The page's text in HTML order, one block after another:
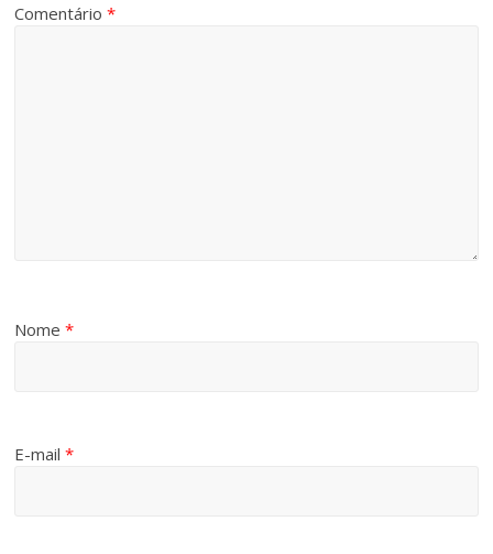
Comentário*
Nome*
E-mail*